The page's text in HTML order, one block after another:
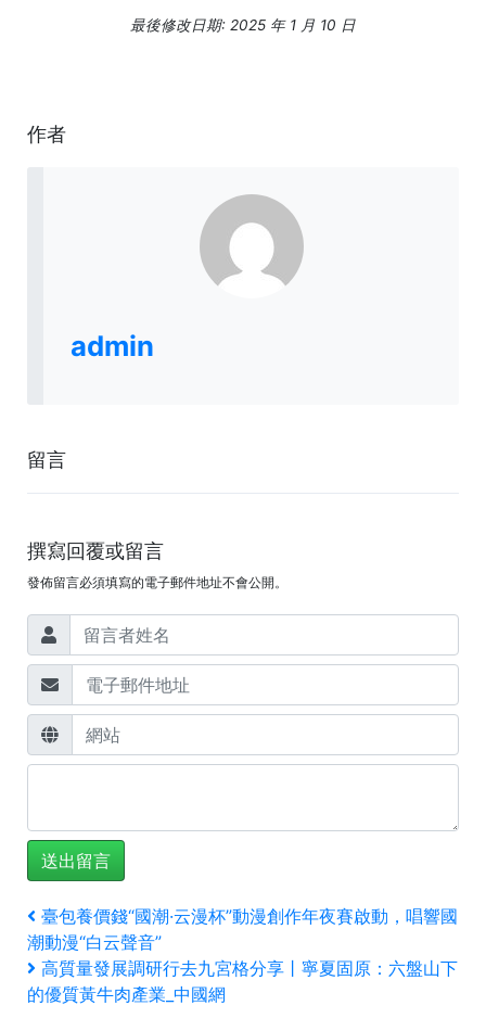
最後修改日期: 2025 年 1 月 10 日
作者
admin
留言
撰寫回覆或留言
發佈留言必須填寫的電子郵件地址不會公開。
文
章
導
上
一
篇
文
臺包養價錢“國潮·云漫杯”動漫創作年夜賽啟動，唱響國
潮動漫“白云聲音”
下
一
高質量發展調研行去九宮格分享丨寧夏固原：六盤山下
的優質黃牛肉產業_中國網